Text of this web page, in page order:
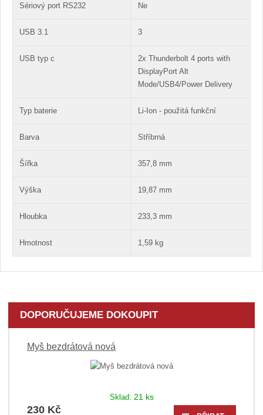
Sériový port RS232 Ne
USB 3.1 3
USB typ c
2x Thunderbolt 4 ports with
DisplayPort Alt
Mode/USB4/Power Delivery
Typ baterie Li-Ion - použitá funkční
Barva Stříbrná
Šířka 357,8 mm
Výška 19,87 mm
Hloubka 233,3 mm
Hmotnost 1,59 kg
DOPORUČUJEME DOKOUPIT
Myš bezdrátová nová
Sklad: 21 ks
230 Kč